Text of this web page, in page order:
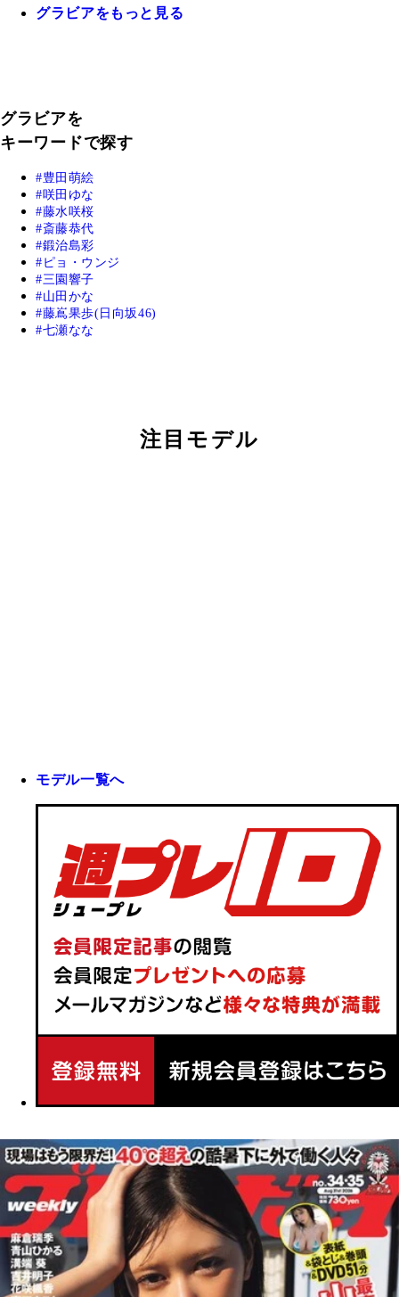
グラビアをもっと見る
グラビアを
キーワードで探す
豊田萌絵
咲田ゆな
藤水咲桜
斎藤恭代
鍛治島彩
ピョ・ウンジ
三園響子
山田かな
藤嶌果歩(日向坂46)
七瀬なな
注目モデル
モデル一覧へ